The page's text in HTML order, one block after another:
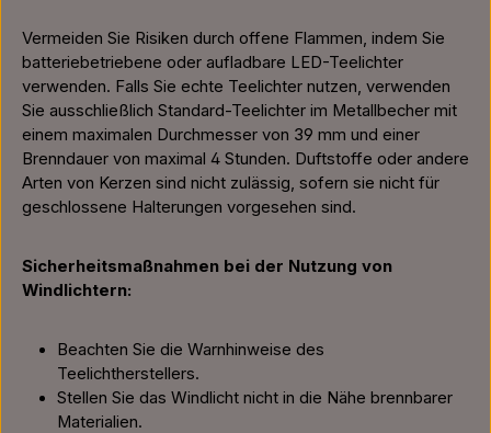
Vermeiden Sie Risiken durch offene Flammen, indem Sie
batteriebetriebene oder aufladbare LED-Teelichter
verwenden. Falls Sie echte Teelichter nutzen, verwenden
Sie ausschließlich Standard-Teelichter im Metallbecher mit
einem maximalen Durchmesser von 39 mm und einer
Brenndauer von maximal 4 Stunden. Duftstoffe oder andere
Arten von Kerzen sind nicht zulässig, sofern sie nicht für
geschlossene Halterungen vorgesehen sind.
Sicherheitsmaßnahmen bei der Nutzung von
Windlichtern:
Beachten Sie die Warnhinweise des
Teelichtherstellers.
Stellen Sie das Windlicht nicht in die Nähe brennbarer
Materialien.